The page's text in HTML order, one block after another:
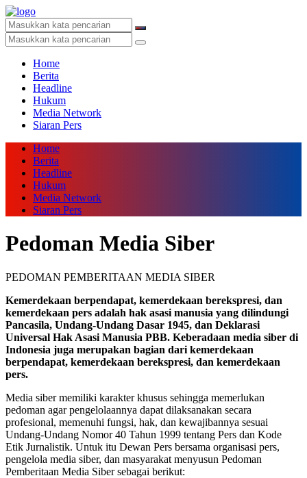
Home
Berita
Headline
Hukum
Media Network
Siaran Pers
Home
Berita
Headline
Hukum
Media Network
Siaran Pers
Pedoman Media Siber
PEDOMAN PEMBERITAAN MEDIA SIBER
Kemerdekaan berpendapat, kemerdekaan berekspresi, dan
kemerdekaan pers adalah hak asasi manusia yang dilindungi
Pancasila, Undang-Undang Dasar 1945, dan Deklarasi
Universal Hak Asasi Manusia PBB. Keberadaan media siber di
Indonesia juga merupakan bagian dari kemerdekaan
berpendapat, kemerdekaan berekspresi, dan kemerdekaan
pers.
Media siber memiliki karakter khusus sehingga memerlukan
pedoman agar pengelolaannya dapat dilaksanakan secara
profesional, memenuhi fungsi, hak, dan kewajibannya sesuai
Undang-Undang Nomor 40 Tahun 1999 tentang Pers dan Kode
Etik Jurnalistik. Untuk itu Dewan Pers bersama organisasi pers,
pengelola media siber, dan masyarakat menyusun Pedoman
Pemberitaan Media Siber sebagai berikut: